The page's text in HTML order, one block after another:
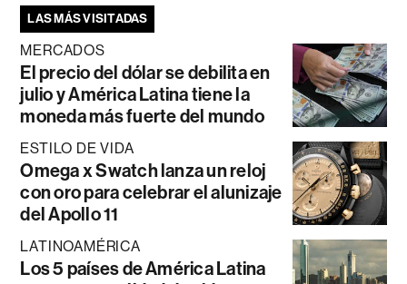
LAS MÁS VISITADAS
MERCADOS
El precio del dólar se debilita en
julio y América Latina tiene la
moneda más fuerte del mundo
ESTILO DE VIDA
Omega x Swatch lanza un reloj
con oro para celebrar el alunizaje
del Apollo 11
LATINOAMÉRICA
Los 5 países de América Latina